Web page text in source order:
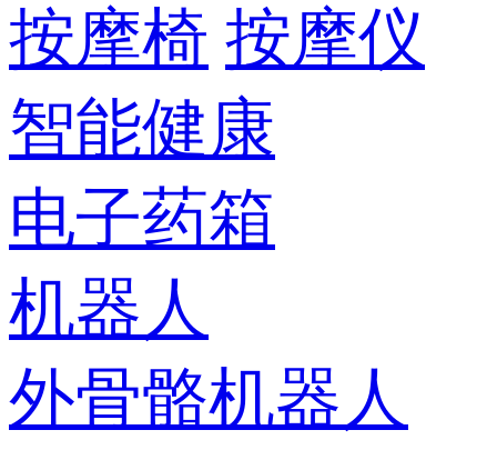
按摩椅 按摩仪
智能健康
电子药箱
机器人
外骨骼机器人